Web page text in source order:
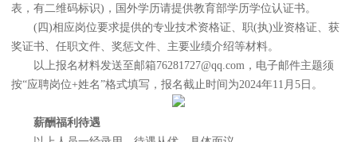
表，有二维码标识)，国外学历请提供教育部学历学位认证书。
(四)相应岗位要求提供的专业技术资格证、职(执)业资格证、获
奖证书、任职文件、奖惩文件、主要业绩介绍等材料。
以上报名材料发送至邮箱76281727@qq.com，电子邮件主题须
按“应聘岗位+姓名”格式填写，报名截止时间为2024年11月5日。
薪酬福利待遇